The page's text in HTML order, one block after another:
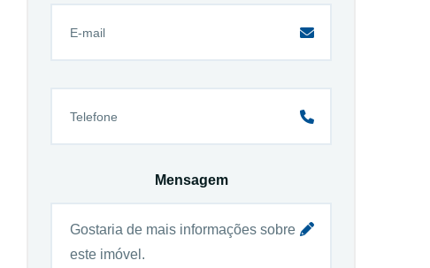
Mensagem